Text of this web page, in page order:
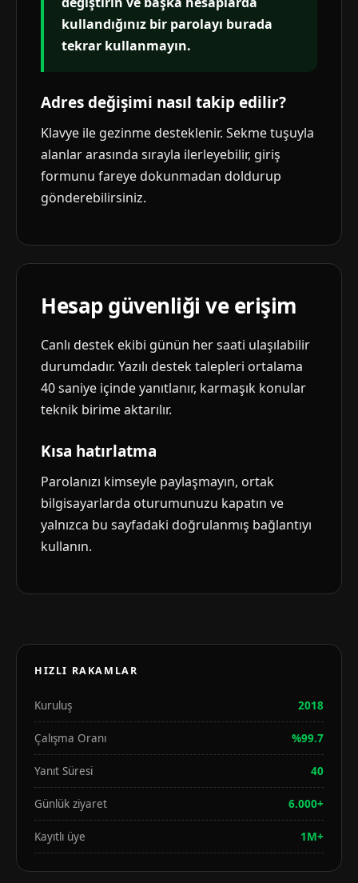
kullandığınız bir parolayı burada
tekrar kullanmayın.
Adres değişimi nasıl takip edilir?
Klavye ile gezinme desteklenir. Sekme tuşuyla
alanlar arasında sırayla ilerleyebilir, giriş
formunu fareye dokunmadan doldurup
gönderebilirsiniz.
Hesap güvenliği ve erişim
Canlı destek ekibi günün her saati ulaşılabilir
durumdadır. Yazılı destek talepleri ortalama
40 saniye içinde yanıtlanır, karmaşık konular
teknik birime aktarılır.
Kısa hatırlatma
Parolanızı kimseyle paylaşmayın, ortak
bilgisayarlarda oturumunuzu kapatın ve
yalnızca bu sayfadaki doğrulanmış bağlantıyı
kullanın.
HIZLI RAKAMLAR
Kuruluş 2018
Çalışma Oranı %99.7
Yanıt Süresi 40
Günlük ziyaret 6.000+
Kayıtlı üye 1M+